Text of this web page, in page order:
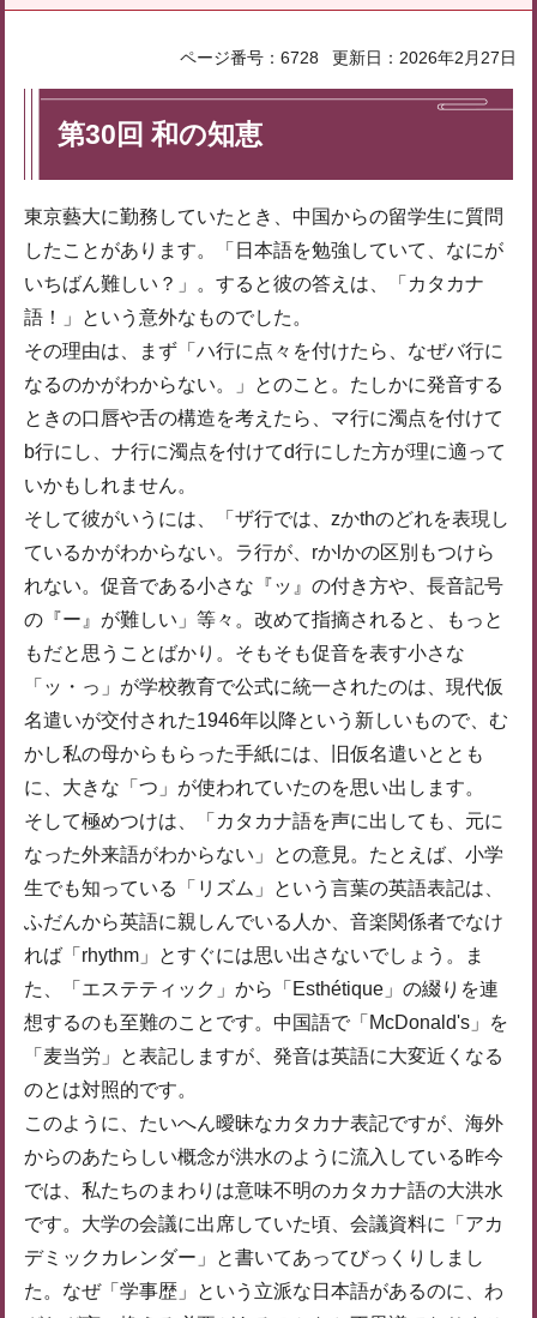
ページ番号：6728 更新日：2026年2月27日
第30回 和の知恵
東京藝大に勤務していたとき、中国からの留学生に質問
したことがあります。「日本語を勉強していて、なにが
いちばん難しい？」。すると彼の答えは、「カタカナ
語！」という意外なものでした。
その理由は、まず「ハ行に点々を付けたら、なぜバ行に
なるのかがわからない。」とのこと。たしかに発音する
ときの口唇や舌の構造を考えたら、マ行に濁点を付けて
b行にし、ナ行に濁点を付けてd行にした方が理に適って
いかもしれません。
そして彼がいうには、「ザ行では、zかthのどれを表現し
ているかがわからない。ラ行が、rかlかの区別もつけら
れない。促音である小さな『ッ』の付き方や、長音記号
の『ー』が難しい」等々。改めて指摘されると、もっと
もだと思うことばかり。そもそも促音を表す小さな
「ッ・っ」が学校教育で公式に統一されたのは、現代仮
名遣いが交付された1946年以降という新しいもので、む
かし私の母からもらった手紙には、旧仮名遣いととも
に、大きな「つ」が使われていたのを思い出します。
そして極めつけは、「カタカナ語を声に出しても、元に
なった外来語がわからない」との意見。たとえば、小学
生でも知っている「リズム」という言葉の英語表記は、
ふだんから英語に親しんでいる人か、音楽関係者でなけ
れば「rhythm」とすぐには思い出さないでしょう。ま
た、「エステティック」から「Esthétique」の綴りを連
想するのも至難のことです。中国語で「McDonald's」を
「麦当労」と表記しますが、発音は英語に大変近くなる
のとは対照的です。
このように、たいへん曖昧なカタカナ表記ですが、海外
からのあたらしい概念が洪水のように流入している昨今
では、私たちのまわりは意味不明のカタカナ語の大洪水
です。大学の会議に出席していた頃、会議資料に「アカ
デミックカレンダー」と書いてあってびっくりしまし
た。なぜ「学事歴」という立派な日本語があるのに、わ